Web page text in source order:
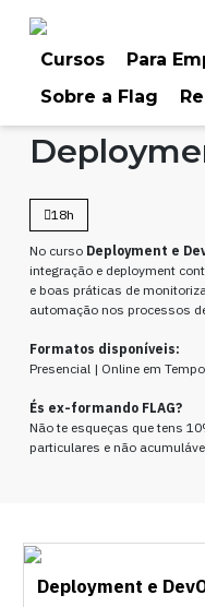
Cursos Para
Sobre a Flag
Home Cursos
18h
No curso Deployment e
integração e deployment
e boas práticas de
automação nos processos
Formatos disponíveis:
Presencial | Online em
És ex-formando FLAG?
Não te esqueças que tens
particulares e não
Deployment e